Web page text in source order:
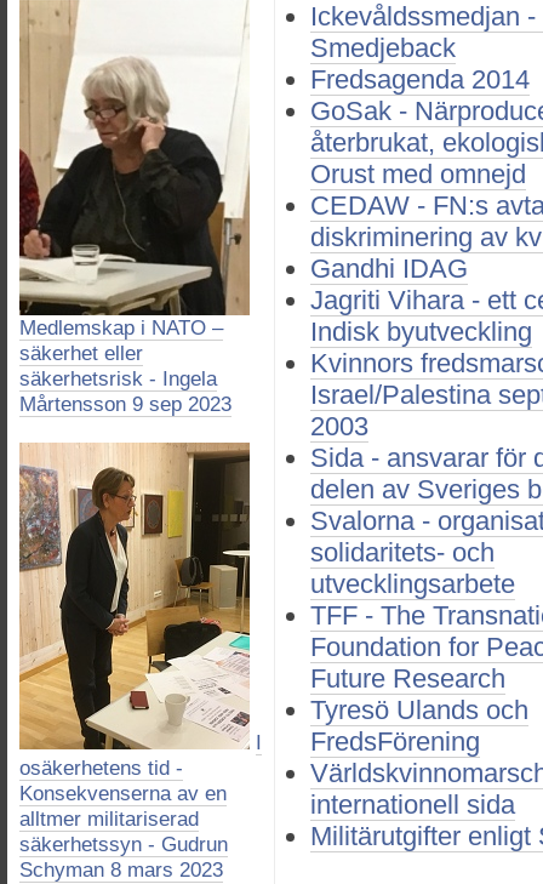
Medlemskap i NATO –
säkerhet eller
säkerhetsrisk - Ingela
Mårtensson 9 sep 2023
I
osäkerhetens tid -
Konsekvenserna av en
alltmer militariserad
säkerhetssyn - Gudrun
Schyman 8 mars 2023
Ickevåldssmedjan -
Smedjeback
Fredsagenda 2014
GoSak -
återbrukat,
Orust med omnejd
CEDAW - FN:s
diskriminering av
Gandhi IDAG
Jagriti Vihara - ett
Indisk byutveckling
Kvinnors
Israel/Palestina
2003
Sida - ansvarar för
delen av Sveriges
Svalorna -
solidaritets- och
utvecklingsarbete
TFF - The
Foundation for
Future Research
Tyresö Ulands och
FredsFörening
internationell sida
Militärutgifter enligt